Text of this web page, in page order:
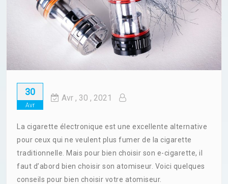
30
Avr
Avr , 30 , 2021
La cigarette électronique est une excellente alternative
pour ceux qui ne veulent plus fumer de la cigarette
traditionnelle. Mais pour bien choisir son e-cigarette, il
faut d’abord bien choisir son atomiseur. Voici quelques
conseils pour bien choisir votre atomiseur.